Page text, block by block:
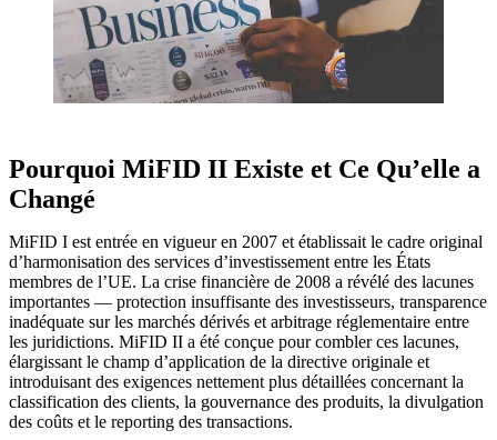
Pourquoi MiFID II Existe et Ce Qu’elle a
Changé
MiFID I est entrée en vigueur en 2007 et établissait le cadre original
d’harmonisation des services d’investissement entre les États
membres de l’UE. La crise financière de 2008 a révélé des lacunes
importantes — protection insuffisante des investisseurs, transparence
inadéquate sur les marchés dérivés et arbitrage réglementaire entre
les juridictions. MiFID II a été conçue pour combler ces lacunes,
élargissant le champ d’application de la directive originale et
introduisant des exigences nettement plus détaillées concernant la
classification des clients, la gouvernance des produits, la divulgation
des coûts et le reporting des transactions.